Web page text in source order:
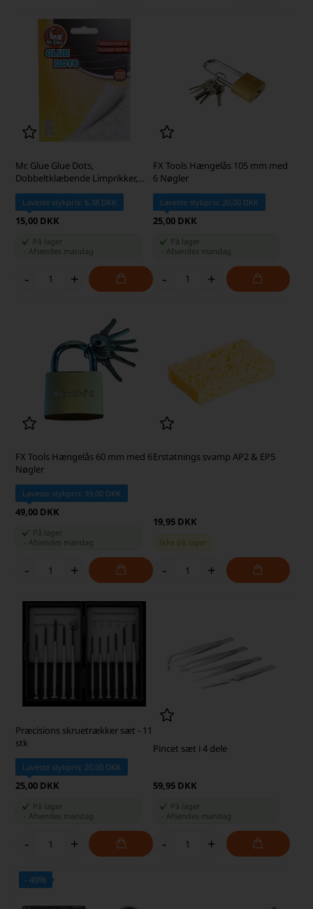
Mr. Glue Glue Dots,
Dobbeltklæbende Limprikker,
Laveste stykpris: 6,38 DKK
15,00 DKK
På lager
Afsendes mandag
- +
FX Tools Hængelås 105 mm med
6 Nøgler
Laveste stykpris: 20,00 DKK
25,00 DKK
På lager
Afsendes mandag
- +
FX Tools Hængelås 60 mm med 6
Nøgler
Laveste stykpris: 39,00 DKK
49,00 DKK
På lager
-Afsendes mandag
- +
Erstatnings svamp AP2 & EP5
19,95 DKK
Ikke på lager
- +
Præcisions skruetrækker sæt - 11
stk
Laveste stykpris: 20,00 DKK
25,00 DKK
På lager
-Afsendes mandag
- +
Pincet sæt i 4 dele
59,95 DKK
På lager
Afsendes mandag
- +
- 49%
SKARP PRIS · SKARP PRIS